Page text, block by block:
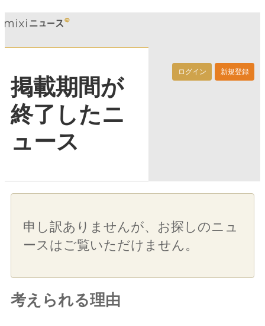
ログイン 新規登録
掲載期間が
終了したニ
ュース
申し訳ありませんが、お探しのニュ
ースはご覧いただけません。
考えられる理由